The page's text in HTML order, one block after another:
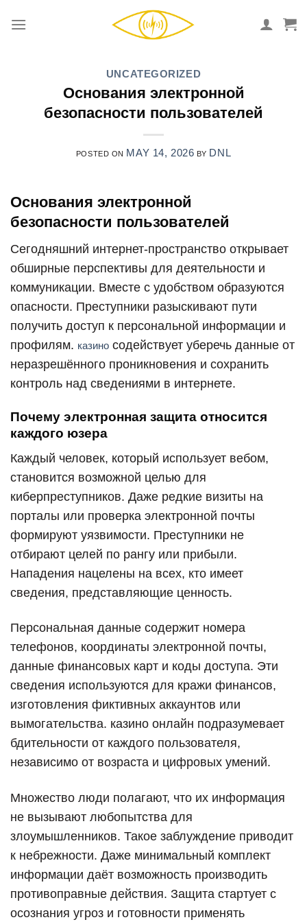
UNCATEGORIZED
Основания электронной
безопасности пользователей
POSTED ON MAY 14, 2026 BY DNL
Основания электронной
безопасности пользователей
Сегодняшний интернет-пространство открывает
обширные перспективы для деятельности и
коммуникации. Вместе с удобством образуются
опасности. Преступники разыскивают пути
получить доступ к персональной информации и
профилям. казино содействует уберечь данные от
неразрешённого проникновения и сохранить
контроль над сведениями в интернете.
Почему электронная защита относится
каждого юзера
Каждый человек, который использует вебом,
становится возможной целью для
киберпреступников. Даже редкие визиты на
порталы или проверка электронной почты
формируют уязвимости. Преступники не
отбирают целей по рангу или прибыли.
Нападения нацелены на всех, кто имеет
сведения, представляющие ценность.
Персональная данные содержит номера
телефонов, координаты электронной почты,
данные финансовых карт и коды доступа. Эти
сведения используются для кражи финансов,
изготовления фиктивных аккаунтов или
вымогательства. казино онлайн подразумевает
бдительности от каждого пользователя,
независимо от возраста и цифровых умений.
Множество люди полагают, что их информация
не вызывают любопытства для
злоумышленников. Такое заблуждение приводит
к небрежности. Даже минимальный комплект
информации даёт возможность производить
противоправные действия. Защита стартует с
осознания угроз и готовности применять